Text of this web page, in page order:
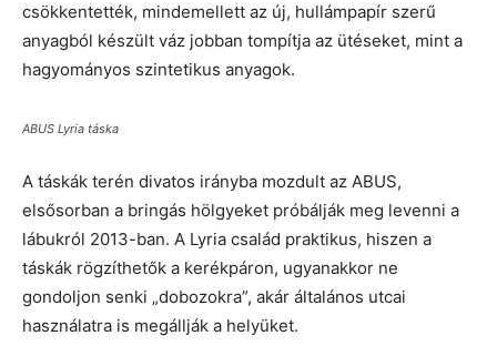
csökkentették, mindemellett az új, hullámpapír szerű
anyagból készült váz jobban tompítja az ütéseket, mint a
hagyományos szintetikus anyagok.
ABUS Lyria táska
A táskák terén divatos irányba mozdult az ABUS,
elsősorban a bringás hölgyeket próbálják meg levenni a
lábukról 2013-ban. A Lyria család praktikus, hiszen a
táskák rögzíthetők a kerékpáron, ugyanakkor ne
gondoljon senki „dobozokra”, akár általános utcai
használatra is megállják a helyüket.